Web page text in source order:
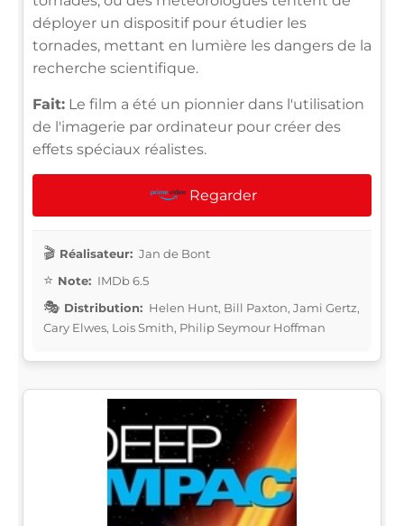
déployer un dispositif pour étudier les
tornades, mettant en lumière les dangers de la
recherche scientifique.
Fait: Le film a été un pionnier dans l'utilisation
de l'imagerie par ordinateur pour créer des
effets spéciaux réalistes.
Regarder
Réalisateur: Jan de Bont
Note: IMDb 6.5
Distribution: Helen Hunt, Bill Paxton, Jami Gertz,
Cary Elwes, Lois Smith, Philip Seymour Hoffman